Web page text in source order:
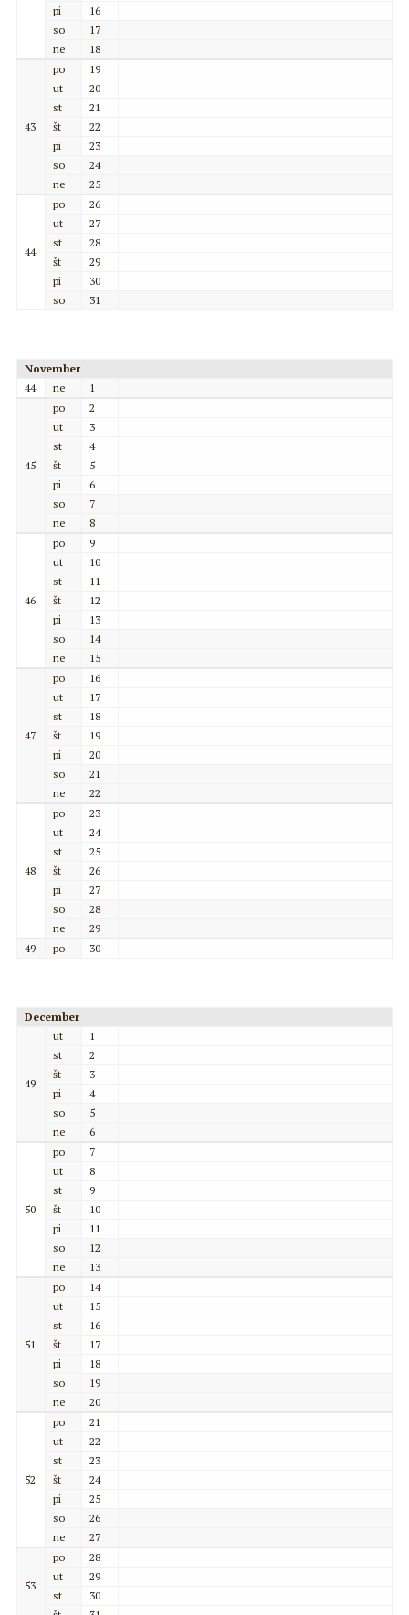
pi
16
so
17
ne
18
43
po
19
ut
20
st
21
št
22
pi
23
so
24
ne
25
44
po
26
ut
27
st
28
št
29
pi
30
so
31
November
44
ne 1
45
po
2
ut
3
st
4
št
5
pi
6
so
7
ne
8
46
po
9
ut
10
st
11
št
12
pi
13
so
14
ne
15
47
po
16
ut
17
st
18
št
19
pi
20
so
21
ne
22
48
po
23
ut
24
st
25
št
26
pi
27
so
28
ne
29
49
po 30
December
49
ut
1
st
2
št
3
pi
4
so
5
ne
6
50
po
7
ut
8
st
9
št
10
pi
11
so
12
ne
13
51
po
14
ut
15
st
16
št
17
pi
18
so
19
ne
20
52
po
21
ut
22
st
23
št
24
pi
25
so
26
ne
27
53
po
28
ut
29
st
30